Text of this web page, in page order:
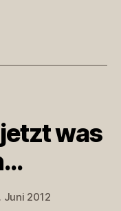
was
Juni 2012